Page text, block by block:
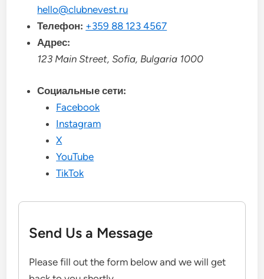
hello@clubnevest.ru
Телефон: +359 88 123 4567
Адрес:
123 Main Street, Sofia, Bulgaria 1000
Социальные сети:
Facebook
Instagram
X
YouTube
TikTok
Send Us a Message
Please fill out the form below and we will get